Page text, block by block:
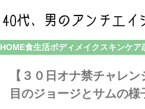
HOME食生活ボディメイク スキンケア
【３０日オナ禁チャレ
目のジョージとサムの様